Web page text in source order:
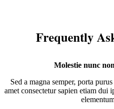
Frequently
Molestie nunc
Sed a magna semper, porta
amet consectetur sapien etiam